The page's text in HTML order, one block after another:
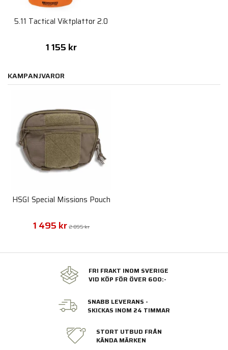
5.11 Tactical Viktplattor 2.0
1 155 kr
KAMPANJVAROR
HSGI Special Missions Pouch
1 495 kr 2 095 kr
FRI FRAKT INOM SVERIGE
VID KÖP FÖR ÖVER 600:-
SNABB LEVERANS -
SKICKAS INOM 24 TIMMAR
STORT UTBUD FRÅN
KÄNDA MÄRKEN